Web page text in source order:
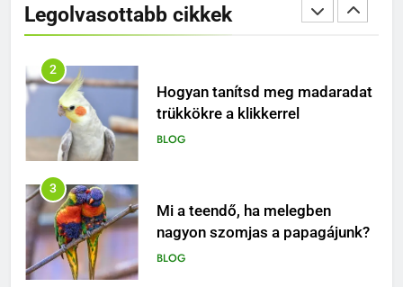
Legolvasottabb cikkek
BLOG
3
Mi a teendő, ha melegben
nagyon szomjas a papagájunk?
BLOG
4
Miért nem elég egy papagájnak
egy kalitka és egy tál mag – és
mitől lesz igazán boldog ez a
BLOG